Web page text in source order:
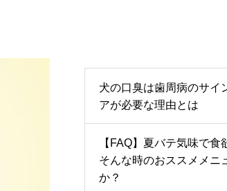
犬の口臭は歯周病のサイ
アが必要な理由とは
【FAQ】夏バテ気味で食
そんな時のおススメメニ
か？